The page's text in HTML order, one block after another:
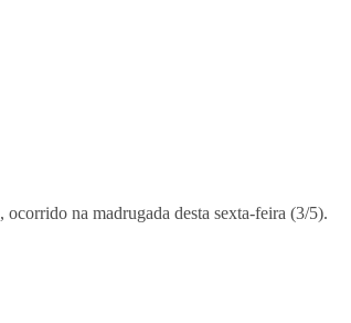
, ocorrido na madrugada desta sexta-feira (3/5).